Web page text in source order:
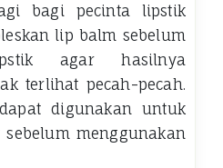
bagi pecinta lipstik
lip balm sebelum
agar hasilnya
terlihat pecah-pecah.
digunakan untuk
menggunakan